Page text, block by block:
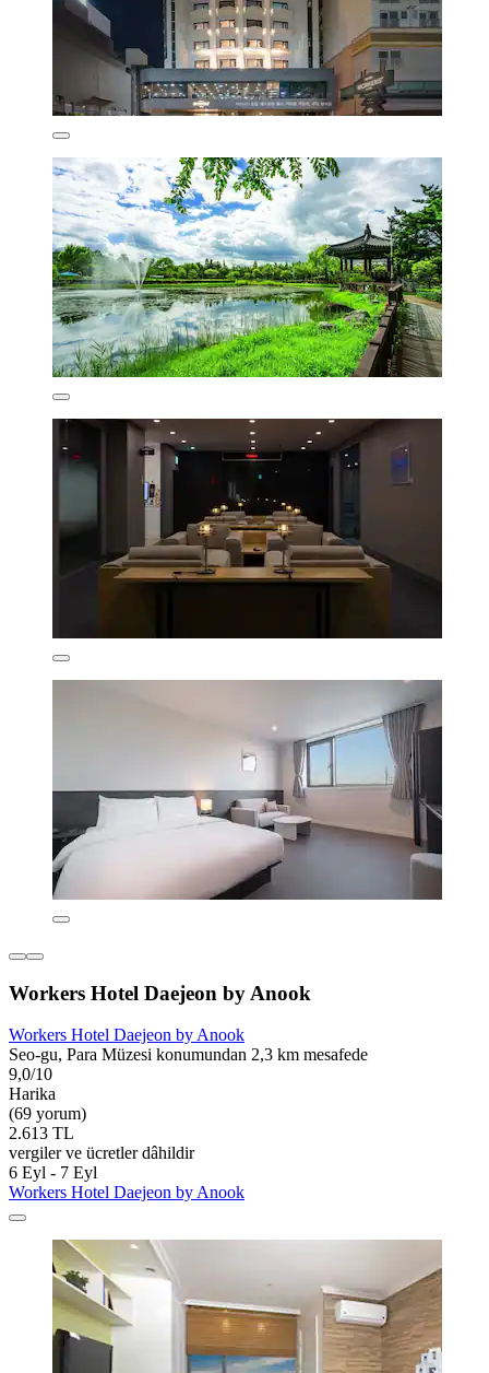
Workers Hotel Daejeon by Anook
Workers Hotel Daejeon by Anook
Seo-gu, Para Müzesi konumundan 2,3 km mesafede
9,0/10
Harika
(69 yorum)
2.613 TL
vergiler ve ücretler dâhildir
6 Eyl - 7 Eyl
Workers Hotel Daejeon by Anook